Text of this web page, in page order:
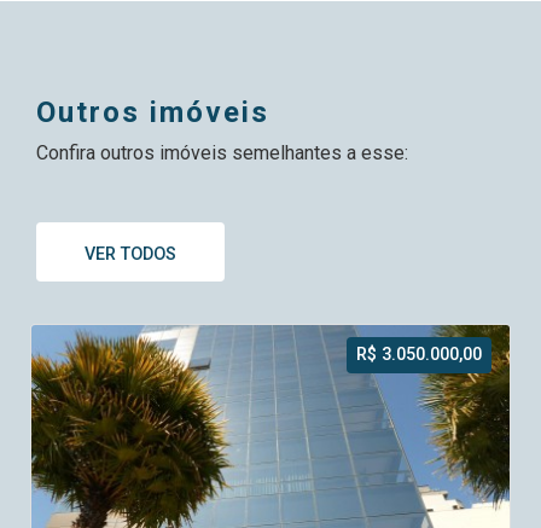
outros imóveis
Confira outros imóveis semelhantes a esse:
VER TODOS
R$ 3.050.000,00